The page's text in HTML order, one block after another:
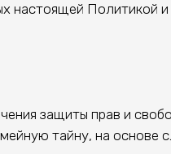
настоящей Политикой
защиты прав и
тайну, на основе